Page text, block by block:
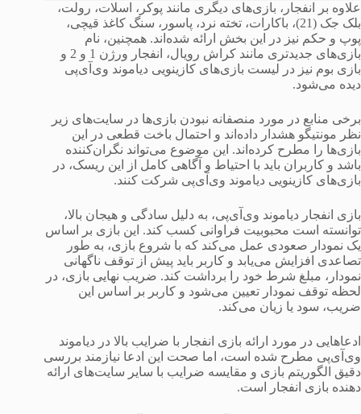
علاوه بر انفجار، بازی‌های دیگری مانند پوکر، اسلات، رولت،
بلک جک (21)، باکارات، تخته نرد، پاسور، سنگ کاغذ قیچی،
پوپ و حکم نیز در این بخش ارائه شده‌اند. همچنین، نام
بازی‌های جدیدتری مانند کراش رویال، انفجار ورژن 1 و 2 و
بازی بوم نیز در لیست بازی‌های کازینویی دیاموند وی‌آی‌پی
دیده می‌شود.
برخی منابع در مورد منصفانه نبودن بازی‌ها در سایت‌های زیر
نظر مونتیگو هشدار داده‌اند و احتمال باخت قطعی در این
بازی‌ها را مطرح کرده‌اند. این موضوع می‌تواند نگران‌کننده
باشد و کاربران باید با احتیاط و آگاهی کامل از این ریسک، در
بازی‌های کازینویی دیاموند وی‌آی‌پی شرکت کنند.
بازی انفجار دیاموند وی‌آی‌پی، به دلیل سادگی و هیجان بالا،
توانسته است محبوبیت فراوانی کسب کند. این بازی بر اساس
یک نمودار صعودی عمل می‌کند که با شروع بازی، به طور
تصاعدی افزایش می‌یابد و کاربر باید پیش از توقف ناگهانی
نمودار، مبلغ شرط خود را برداشت کند. ضریب نهایی بازی، در
لحظه توقف نمودار تعیین می‌شود و کاربر بر اساس این
ضریب، سود یا زیان می‌کند.
ادعاهایی در مورد ارائه بازی انفجار با ضرایب بالا در دیاموند
وی‌آی‌پی مطرح شده است، اما صحت این ادعا نیازمند بررسی
دقیق الگوریتم بازی و مقایسه ضرایب با سایر سایت‌های ارائه
دهنده بازی انفجار است.